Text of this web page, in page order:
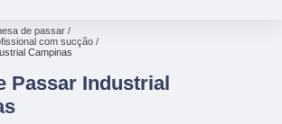
de passar
com sucção
Campinas
Passar Industrial